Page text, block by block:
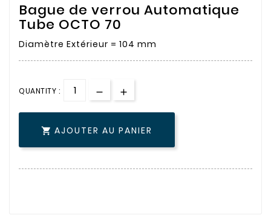
Bague de verrou Automatique
Tube OCTO 70
Diamètre Extérieur = 104 mm
QUANTITY :
 AJOUTER AU PANIER